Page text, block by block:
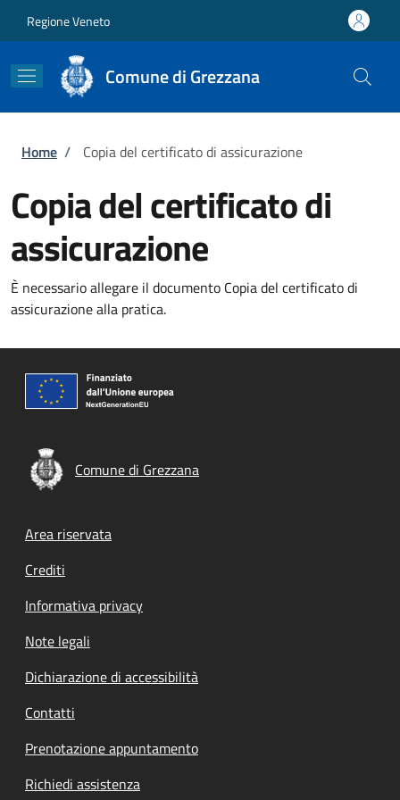
Regione Veneto
Comune di Grezzana
Briciole di pane
Home / Copia del certificato di assicurazione
Copia del certificato di
assicurazione
È necessario allegare il documento Copia del certificato di
assicurazione alla pratica.
Comune di Grezzana
Footer menu
Area riservata
Crediti
Informativa privacy
Note legali
Dichiarazione di accessibilità
Contatti
Prenotazione appuntamento
Richiedi assistenza